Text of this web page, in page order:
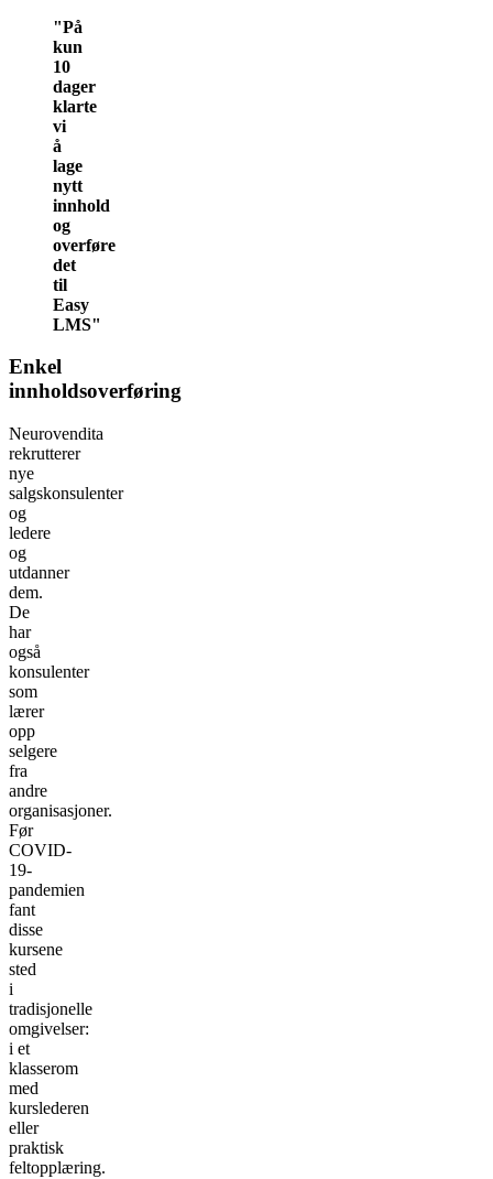
"På
kun
10
dager
klarte
vi
å
lage
nytt
innhold
og
overføre
det
til
Easy
LMS"
Enkel
innholdsoverføring
Neurovendita
rekrutterer
nye
salgskonsulenter
og
ledere
og
utdanner
dem.
De
har
også
konsulenter
som
lærer
opp
selgere
fra
andre
organisasjoner.
Før
COVID-
19-
pandemien
fant
disse
kursene
sted
i
tradisjonelle
omgivelser:
i et
klasserom
med
kurslederen
eller
praktisk
feltopplæring.